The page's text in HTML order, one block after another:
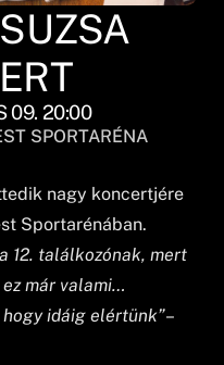
09. 20:00
SPORTARÉNA
nagy koncertjére
Sportarénában.
12. találkozónak, mert
már valami…
hogy idáig elértünk”–